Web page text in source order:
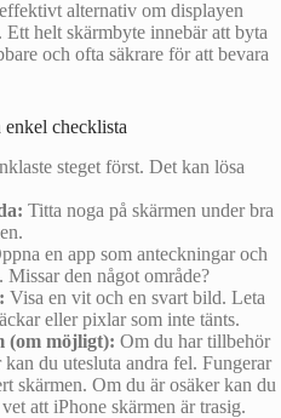
alternativ om displayen
helt skärmbyte innebär att byta
och ofta säkrare för att bevara
checklista
steget först. Det kan lösa
Titta noga på skärmen under bra
en app som anteckningar och
den något område?
Visa en vit och en svart bild. Leta
eller pixlar som inte tänts.
(om möjligt): Om du har tillbehör
du utesluta andra fel. Fungerar
skärmen. Om du är osäker kan du
att iPhone skärmen är trasig.